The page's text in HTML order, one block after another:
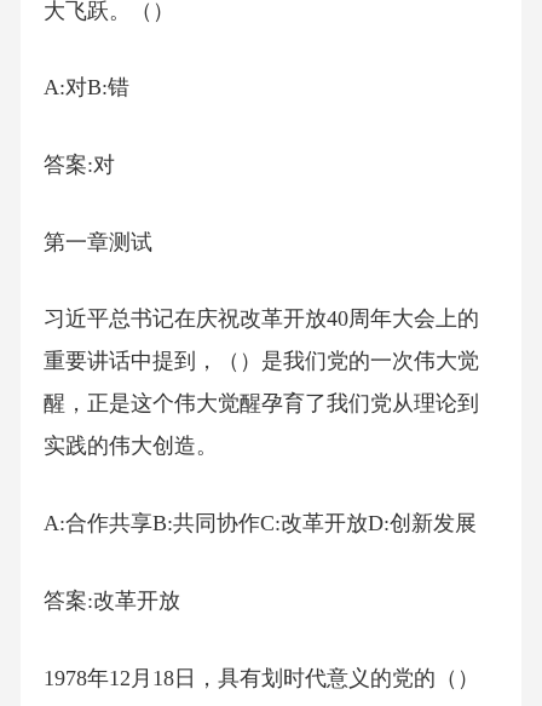
大飞跃。（）
A:对B:错
答案:对
第一章测试
习近平总书记在庆祝改革开放40周年大会上的
重要讲话中提到，（）是我们党的一次伟大觉
醒，正是这个伟大觉醒孕育了我们党从理论到
实践的伟大创造。
A:合作共享B:共同协作C:改革开放D:创新发展
答案:改革开放
1978年12月18日，具有划时代意义的党的（）